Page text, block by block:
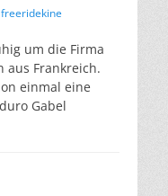
freeridekine
um die Firma
aus Frankreich.
einmal eine
Gabel